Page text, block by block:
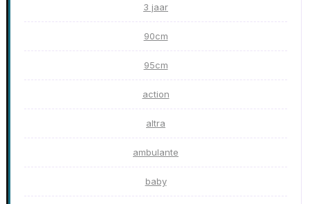
3 jaar
90cm
95cm
action
altra
ambulante
baby